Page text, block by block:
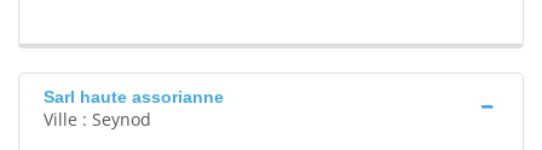
Sarl haute assorianne
Ville : Seynod